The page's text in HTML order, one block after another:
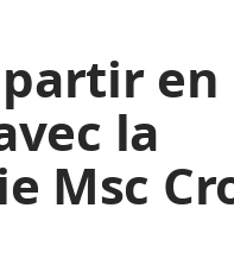
en
la
Msc